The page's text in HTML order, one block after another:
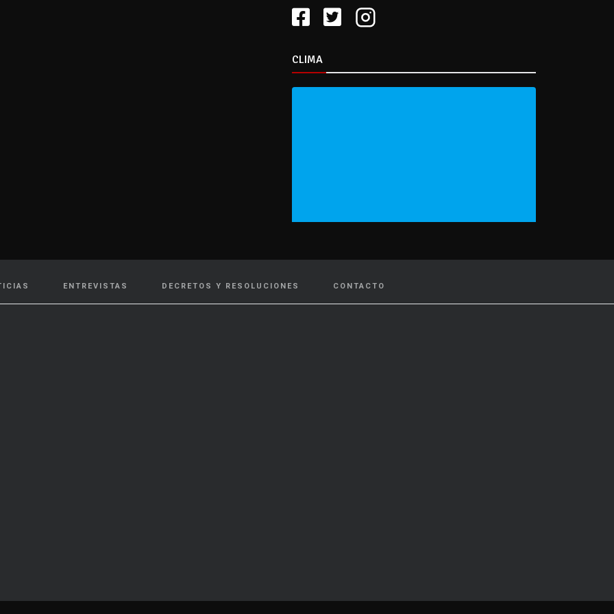
CLIMA
ENTREVISTAS DECRETOS Y RESOLUCIONES CONTACTO